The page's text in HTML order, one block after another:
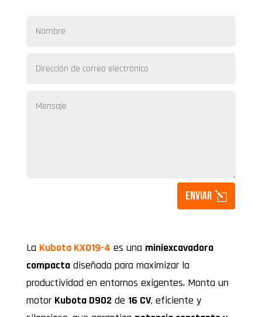
Enviar
La Kubota KX019-4 es una miniexcavadora
compactadiseñada para maximizar la
productividad en entornos exigentes. Monta un
motor Kubota D902de 16 CV, eficiente y